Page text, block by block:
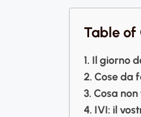
Table of
Il giorno
Cose da
Cosa
IVI: il